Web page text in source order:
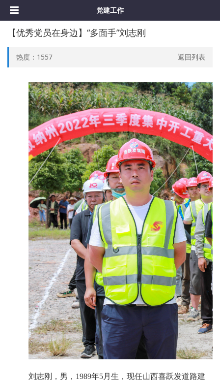
党建⼯作
【优秀党员在身边】“多面手”刘志刚
热度： 1557 返回列表
刘志刚，男，1989年5月生，现任山西喜跃发道路建